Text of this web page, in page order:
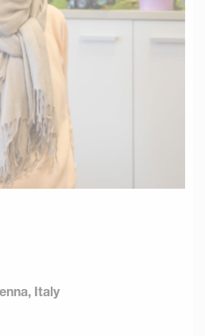
Italy